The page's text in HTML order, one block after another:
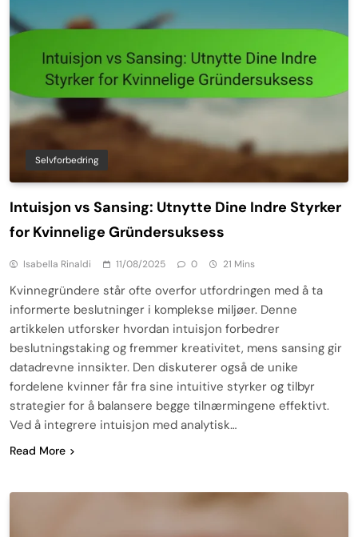
Selvforbedring
Intuisjon vs Sansing: Utnytte Dine Indre Styrker
for Kvinnelige Gründersuksess
Isabella Rinaldi 11/08/2025 0 21 Mins
Kvinnegründere står ofte overfor utfordringen med å ta
informerte beslutninger i komplekse miljøer. Denne
artikkelen utforsker hvordan intuisjon forbedrer
beslutningstaking og fremmer kreativitet, mens sansing gir
datadrevne innsikter. Den diskuterer også de unike
fordelene kvinner får fra sine intuitive styrker og tilbyr
strategier for å balansere begge tilnærmingene effektivt.
Ved å integrere intuisjon med analytisk…
Read More